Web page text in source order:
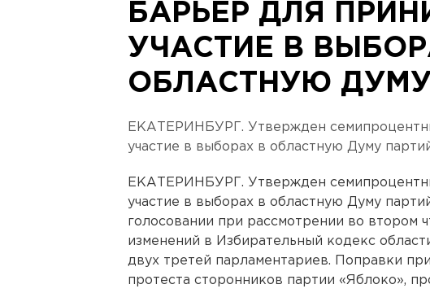
БАРЬЕР ДЛЯ
УЧАСТИЕ В
ОБЛАСТНУЮ ДУМУ
ЕКАТЕРИНБУРГ. Утвержден
участие в выборах в областную Думу
ЕКАТЕРИНБУРГ. Утвержден
участие в выборах в областную Думу
голосовании при рассмотрении во втором
изменений в Избирательный кодекс
двух третей парламентариев. Поправки
протеста сторонников партии «Яблоко»,